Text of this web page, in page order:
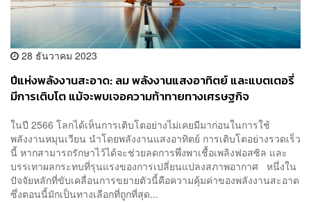
28 ธันวาคม 2023
ปีแห่งพลังงานสะอาด: ลม พลังงานแสงอาทิตย์ และแบตเตอรี่
มีการเติบโต แม้จะพบเจอความท้าทายทางเศรษฐกิจ
ในปี 2566 โลกได้เห็นการเติบโตอย่างไม่เคยมีมาก่อนในการใช้
พลังงานหมุนเวียน นำโดยพลังงานแสงอาทิตย์ การเติบโตอย่างรวดเร็ว
นี้ หากสามารถรักษาไว้ได้จะช่วยลดการพึ่งพาเชื้อเพลิงฟอสซิล และ
บรรเทาผลกระทบที่รุนแรงของการเปลี่ยนแปลงสภาพอากาศ หนึ่งใน
ปัจจัยหลักที่ขับเคลื่อนการขยายตัวนี้คือความคุ้มค่าของพลังงานสะอาด
ซึ่งตอนนี้มักเป็นทางเลือกที่ถูกที่สุด...